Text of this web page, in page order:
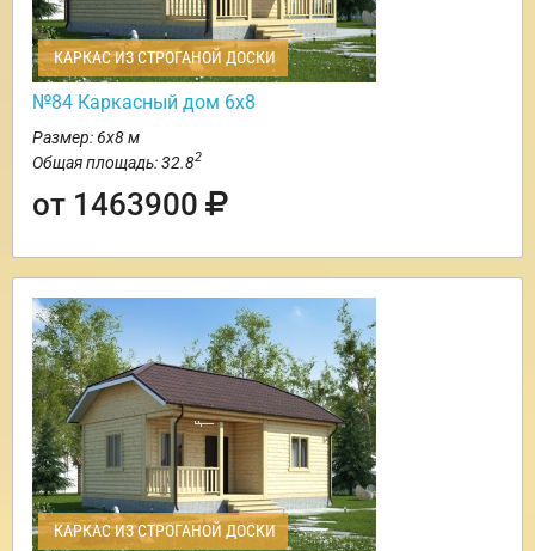
КАРКАС ИЗ СТРОГАНОЙ ДОСКИ
№84 Каркасный дом 6х8
Размер: 6х8 м
Общая площадь: 32.82
от 1463900
КАРКАС ИЗ СТРОГАНОЙ ДОСКИ